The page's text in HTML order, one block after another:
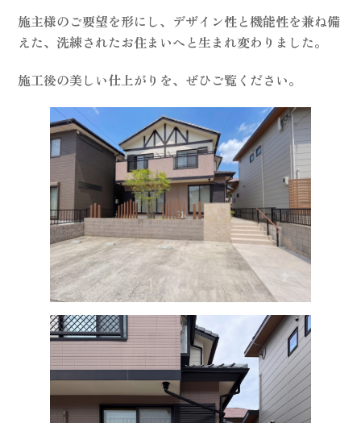
施主様のご要望を形にし、デザイン性と機能性を兼ね備
えた、洗練されたお住まいへと生まれ変わりました。
施工後の美しい仕上がりを、ぜひご覧ください。